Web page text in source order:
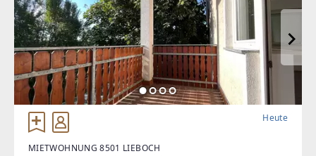
Heute
MIETWOHNUNG 8501 LIEBOCH